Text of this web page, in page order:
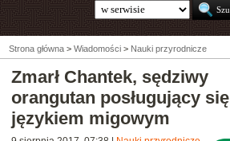
Strona główna > Wiadomości > Nauki przyrodnicze
Zmarł Chantek, sędziwy
orangutan posługujący się
językiem migowym